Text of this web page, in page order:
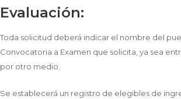
Evaluación:
Toda solicitud deberá indicar el nombre del
Convocatoria a Examen que solicita, ya sea
por otro medio.
Se establecerá un registro de elegibles de